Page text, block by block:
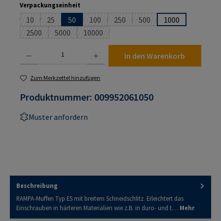
Verpackungseinheit
10(Diese Option ist zurzeit nicht verfügbar.)
25(Diese Option ist zurzeit nicht verfügbar.)
50 100(Diese Option ist zurzeit nicht verfügbar.)
250(Diese Option ist zurzeit nicht
500(Diese Option ist zurzeit
1000
2500(Diese Option ist zurzeit nicht verfügbar.)
5000(Diese Option ist zurzeit nicht verfügbar.)
10000(Diese Option ist zurzeit nicht verfügbar.)
In den Warenkorb
Zum Merkzettel hinzufügen
Produktnummer: 009952061050
Muster anfordern
Beschreibung
RAMPA-Muffen Typ ES mit breitem Schneidschlitz. Erleichtert das
Einschrauben in härteren Materialien wie z.B. in duro- und t… Mehr